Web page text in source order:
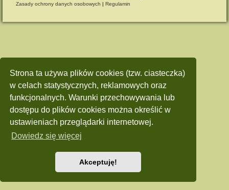
Strona ta używa plików cookies (tzw. ciasteczka)
w celach statystycznych, reklamowych oraz
funkcjonalnych. Warunki przechowywania lub
dostępu do plików cookies można określić w
ustawieniach przeglądarki internetowej.
Dowiedz się więcej
Akceptuję!
Zasady ochrony danych osobowych | Regulamin